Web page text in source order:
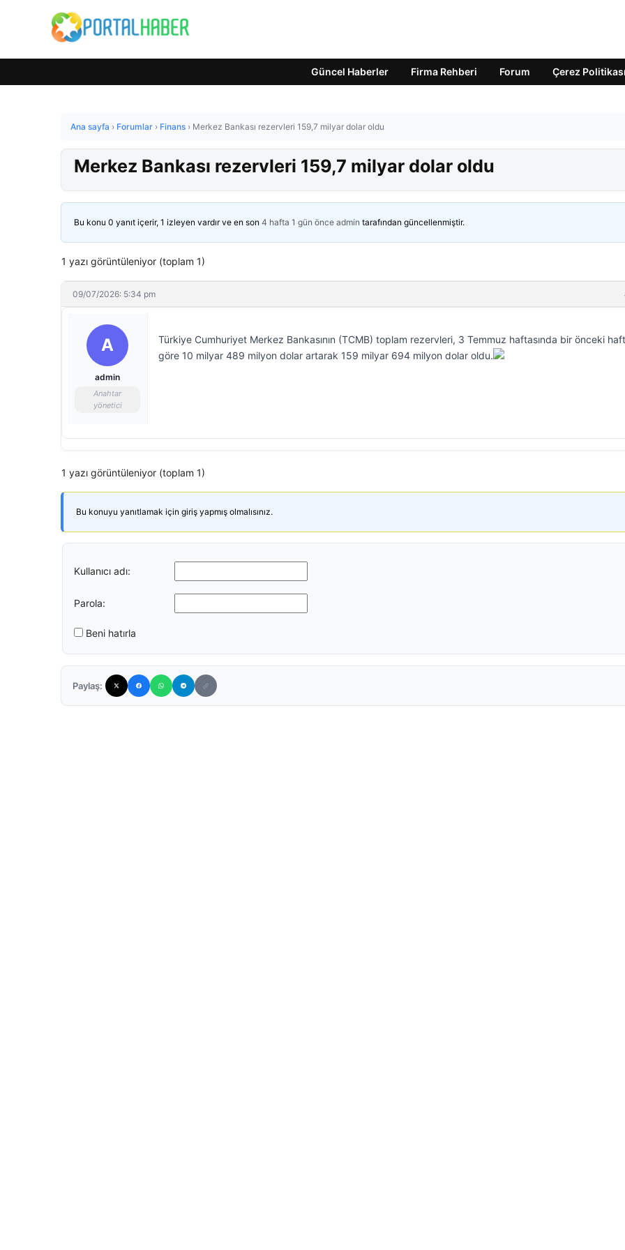
Güncel Haberler Firma Rehberi Forum Çerez Politikası
Ana sayfa › Forumlar › Finans › Merkez Bankası rezervleri 159,7 milyar dolar oldu
Merkez Bankası rezervleri 159,7 milyar dolar oldu
Bu konu 0 yanıt içerir, 1 izleyen vardır ve en son 4 hafta 1 gün önce admin tarafından güncellenmiştir.
1 yazı görüntüleniyor (toplam 1)
09/07/2026: 5:34 pm
A
admin
Anahtar
yönetici
Türkiye Cumhuriyet Merkez Bankasının (TCMB) toplam rezervleri, 3 Temmuz haftasında bir önceki
göre 10 milyar 489 milyon dolar artarak 159 milyar 694 milyon dolar oldu.
1 yazı görüntüleniyor (toplam 1)
Bu konuyu yanıtlamak için giriş yapmış olmalısınız.
Kullanıcı adı:
Parola:
Beni hatırla
Paylaş: